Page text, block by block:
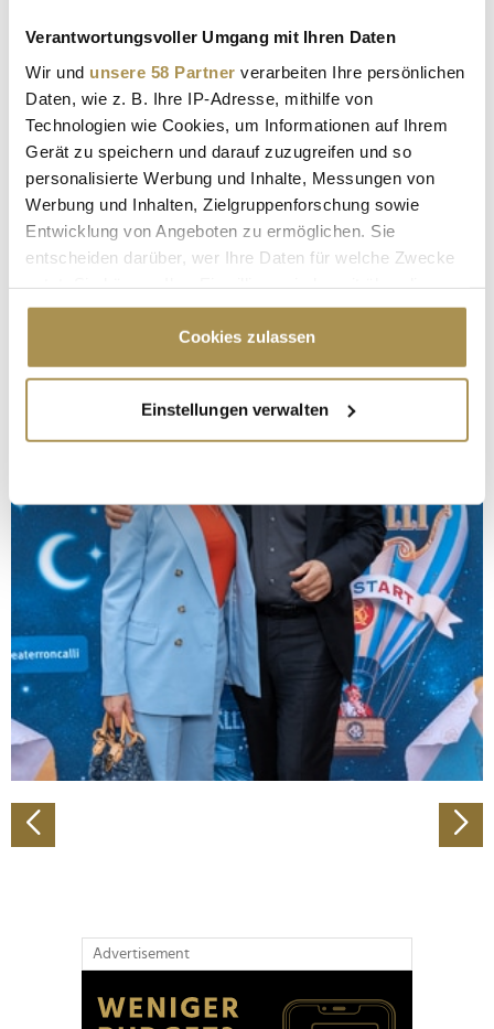
Verantwortungsvoller Umgang mit Ihren Daten
Wir und unsere 58 Partner verarbeiten Ihre persönlichen
Daten, wie z. B. Ihre IP-Adresse, mithilfe von
Technologien wie Cookies, um Informationen auf Ihrem
Gerät zu speichern und darauf zuzugreifen und so
personalisierte Werbung und Inhalte, Messungen von
Werbung und Inhalten, Zielgruppenforschung sowie
Entwicklung von Angeboten zu ermöglichen. Sie
entscheiden darüber, wer Ihre Daten für welche Zwecke
Cookie-Erklärung oder durch Klicken auf das Privacy
Trigger Symbol ändern oder widerrufen
Informationen über Ihre geografische Lage
erfassen, welche bis auf einige Meter genau sein
bestimmten Merkmalen (Fingerprinting) identifizieren
Erfahren Sie mehr darüber, wie Ihre persönlichen Daten
verarbeitet werden, und legen Sie Ihre Präferenzen im
Abschnitt Einzelheiten
fest.
Wir verwenden Cookies, um Inhalte und Anzeigen zu
personalisieren, Funktionen für soziale Medien anbieten
zu können und die Zugriffe auf unsere Website zu
analysieren. Außerdem geben wir Informationen zu Ihrer
Verwendung unserer Website an unsere Partner für
Partner führen diese Informationen möglicherweise mit
weiteren Daten zusammen, die Sie ihnen bereitgestellt
Cookies zulassen
Einstellungen verwalten
Advertisement